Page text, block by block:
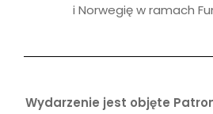
i Norwegię w ramach
Wydarzenie jest objęte